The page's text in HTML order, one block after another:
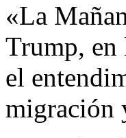
«La
Trump, en
el
migración